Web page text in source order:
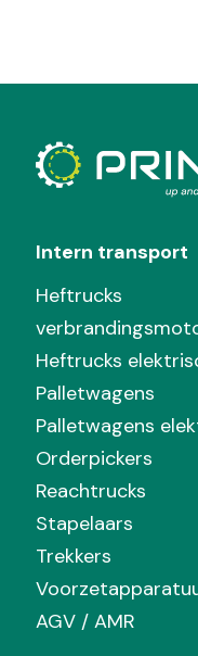
Intern transport
Heftrucks
Heftrucks
Palletwagens
Palletwagens
Orderpickers
Reachtrucks
Stapelaars
Trekkers
AGV / AMR